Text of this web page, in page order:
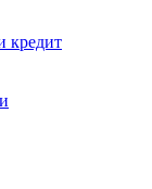
кредит